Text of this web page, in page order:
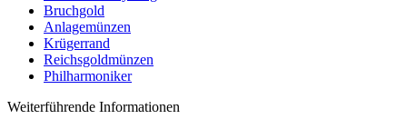
Bruchgold
Anlagemünzen
Krügerrand
Reichsgoldmünzen
Philharmoniker
Weiterführende Informationen